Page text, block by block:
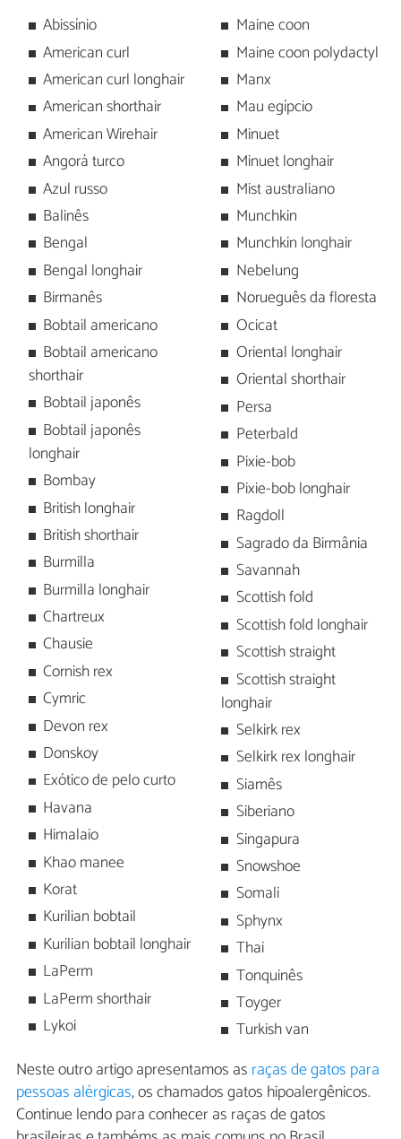
Abissínio
American curl
American curl longhair
American shorthair
American Wirehair
Angorá turco
Azul russo
Balinês
Bengal
Bengal longhair
Birmanês
Bobtail americano
Bobtail americano
shorthair
Bobtail japonês
Bobtail japonês
longhair
Bombay
British longhair
British shorthair
Burmilla
Burmilla longhair
Chartreux
Chausie
Cornish rex
Cymric
Devon rex
Donskoy
Exótico de pelo curto
Havana
Himalaio
Khao manee
Korat
Kurilian bobtail
Kurilian bobtail longhair
LaPerm
LaPerm shorthair
Lykoi
Maine coon
Maine coon polydactyl
Manx
Mau egípcio
Minuet
Minuet longhair
Mist australiano
Munchkin
Munchkin longhair
Nebelung
Norueguês da floresta
Ocicat
Oriental longhair
Oriental shorthair
Persa
Peterbald
Pixie-bob
Pixie-bob longhair
Ragdoll
Sagrado da Birmânia
Savannah
Scottish fold
Scottish fold longhair
Scottish straight
Scottish straight
longhair
Selkirk rex
Selkirk rex longhair
Siamês
Siberiano
Singapura
Snowshoe
Somali
Sphynx
Thai
Tonquinês
Toyger
Turkish van
Neste outro artigo apresentamos as raças de gatos para
pessoas alérgicas, os chamados gatos hipoalergênicos.
Continue lendo para conhecer as raças de gatos